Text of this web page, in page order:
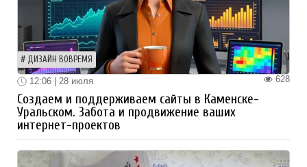
ДИЗАЙН ВОВРЕМЯ
628
12:06 | 28 июля
Создаем и поддерживаем сайты в Каменске-
Уральском. Забота и продвижение ваших
интернет-проектов